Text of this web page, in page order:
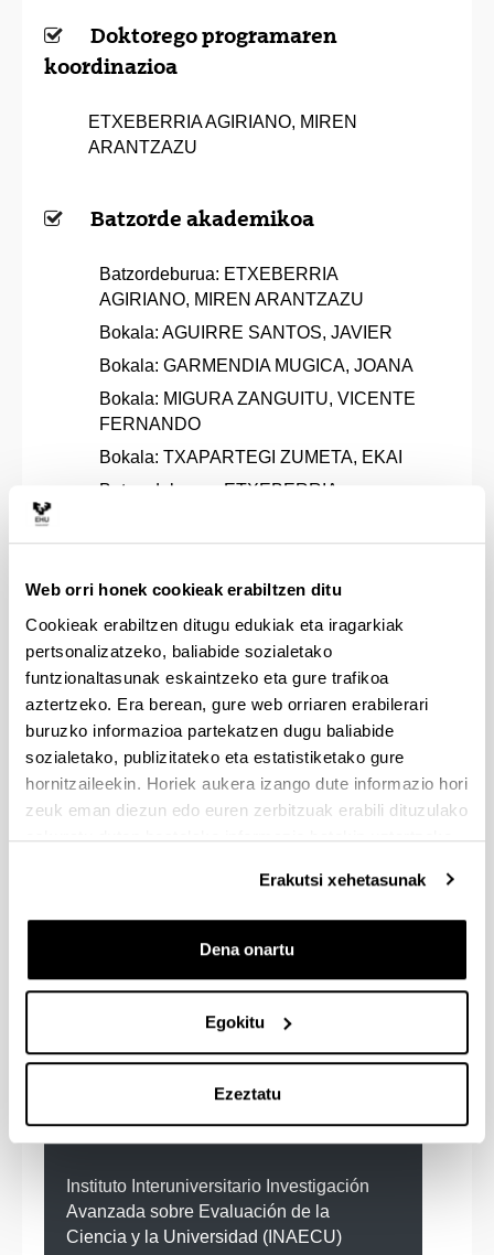
Web orri honek cookieak erabiltzen ditu
Cookieak erabiltzen ditugu edukiak eta iragarkiak
pertsonalizatzeko, baliabide sozialetako
funtzionaltasunak eskaintzeko eta gure trafikoa
aztertzeko. Era berean, gure web orriaren erabilerari
buruzko informazioa partekatzen dugu baliabide
sozialetako, publizitateko eta estatistiketako gure
hornitzaileekin. Horiek aukera izango dute informazio hori
zeuk eman diezun edo euren zerbitzuak erabili dituzulako
eskuratu duten bestelako informazio batekin uztartzeko.
Erakutsi xehetasunak
Dena onartu
Egokitu
Ezeztatu
Doktorego programaren
koordinazioa
ETXEBERRIA AGIRIANO, MIREN
ARANTZAZU
Batzorde akademikoa
Batzordeburua: ETXEBERRIA
AGIRIANO, MIREN ARANTZAZU
Bokala: AGUIRRE SANTOS, JAVIER
Bokala: GARMENDIA MUGICA, JOANA
Bokala: MIGURA ZANGUITU, VICENTE
FERNANDO
Bokala: TXAPARTEGI ZUMETA, EKAI
Batzordeburua: ETXEBERRIA
Bokala: AGUIRRE SANTOS, JAVIER
Bokala: GARMENDIA MUGICA, JOANA
Bokala: MIGURA ZANGUITU, VICENTE
Bokala: NAVARRO VIVES, JAUME
Baliabide materialak
Ikasgelak eta lan-eremuak
Laborategiak, tailerrak eta
esperimentazio-eremuak
Liburutegia
Hitzarmena duten erakunde
laguntzaileak
Instituto Interuniversitario Investigación
Avanzada sobre Evaluación de la
Ciencia y la Universidad (INAECU)